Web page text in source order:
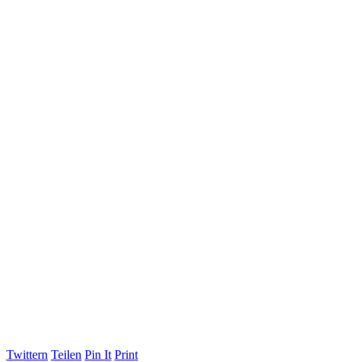
Twittern Teilen Pin It Print